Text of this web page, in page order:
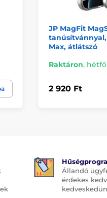
JP MagFit
tanúsítvánnyal,
Max, átlátszó
Raktáron,
2 920 Ft
Állandó
érdekes